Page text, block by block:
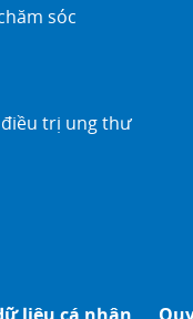
sóc
điều trị ung thư